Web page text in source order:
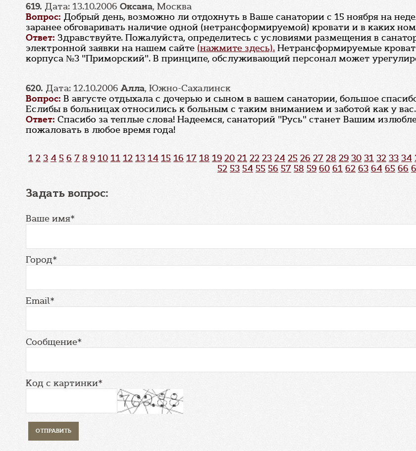
619. Дата: 13.10.2006 Оксана, Москва
Вопрос: Добрый день, возможно ли отдохнуть в Ваше санатории с 15 ноября на
заранее обговаривать наличие одной (нетрансформируемой) кровати и в каких
Ответ: Здравствуйте. Пожалуйста, определитесь с условиями размещения в
электронной заявки на нашем сайте (нажмите здесь). Нетрансформируемые
корпуса №3 "Приморский". В принципе, обслуживающий персонал может
620. Дата: 12.10.2006Алла, Южно-Сахалинск
Вопрос: В августе отдыхала с дочерью и сыном в вашем санатории, большое
Еслибы в больницах относились к больным с таким вниманием и заботой как у
Ответ: Спасибо за теплые слова! Надеемся, санаторий "Русь" станет Вашим
пожаловать в любое время года!
1 2 3 4 5 6 7 8 9 10 11 12 13 14 15 16 17 18 19 20 21 22 23 24 25 26 27 28 29 30 31 32 33 34
52 53 54 55 56 57 58 59 60 61 62 63 64 65 66
Задать вопрос:
Ваше имя*
Город*
Email*
Сообщение*
Код с картинки*